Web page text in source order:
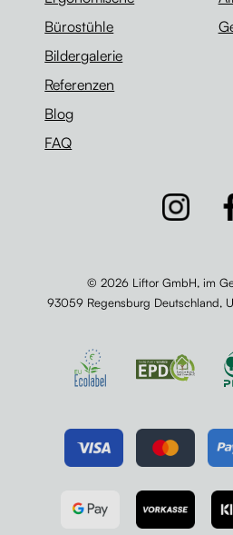
Bürostühle
Bildergalerie
Referenzen
Blog
FAQ
© 2026 Liftor GmbH, im
93059 Regensburg Deutschland,